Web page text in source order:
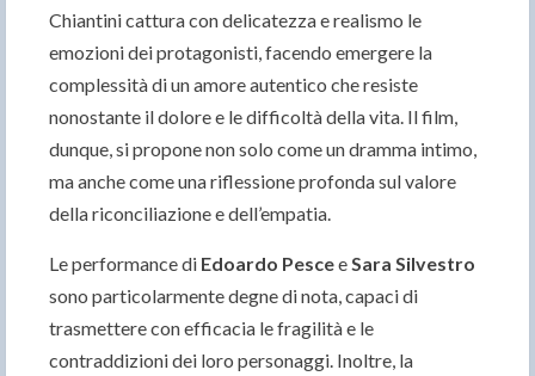
Chiantini cattura con delicatezza e realismo le
emozioni dei protagonisti, facendo emergere la
complessità di un amore autentico che resiste
nonostante il dolore e le difficoltà della vita. Il film,
dunque, si propone non solo come un dramma intimo,
ma anche come una riflessione profonda sul valore
della riconciliazione e dell’empatia.
Le performance di Edoardo Pescee Sara Silvestro
sono particolarmente degne di nota, capaci di
trasmettere con efficacia le fragilità e le
contraddizioni dei loro personaggi. Inoltre, la